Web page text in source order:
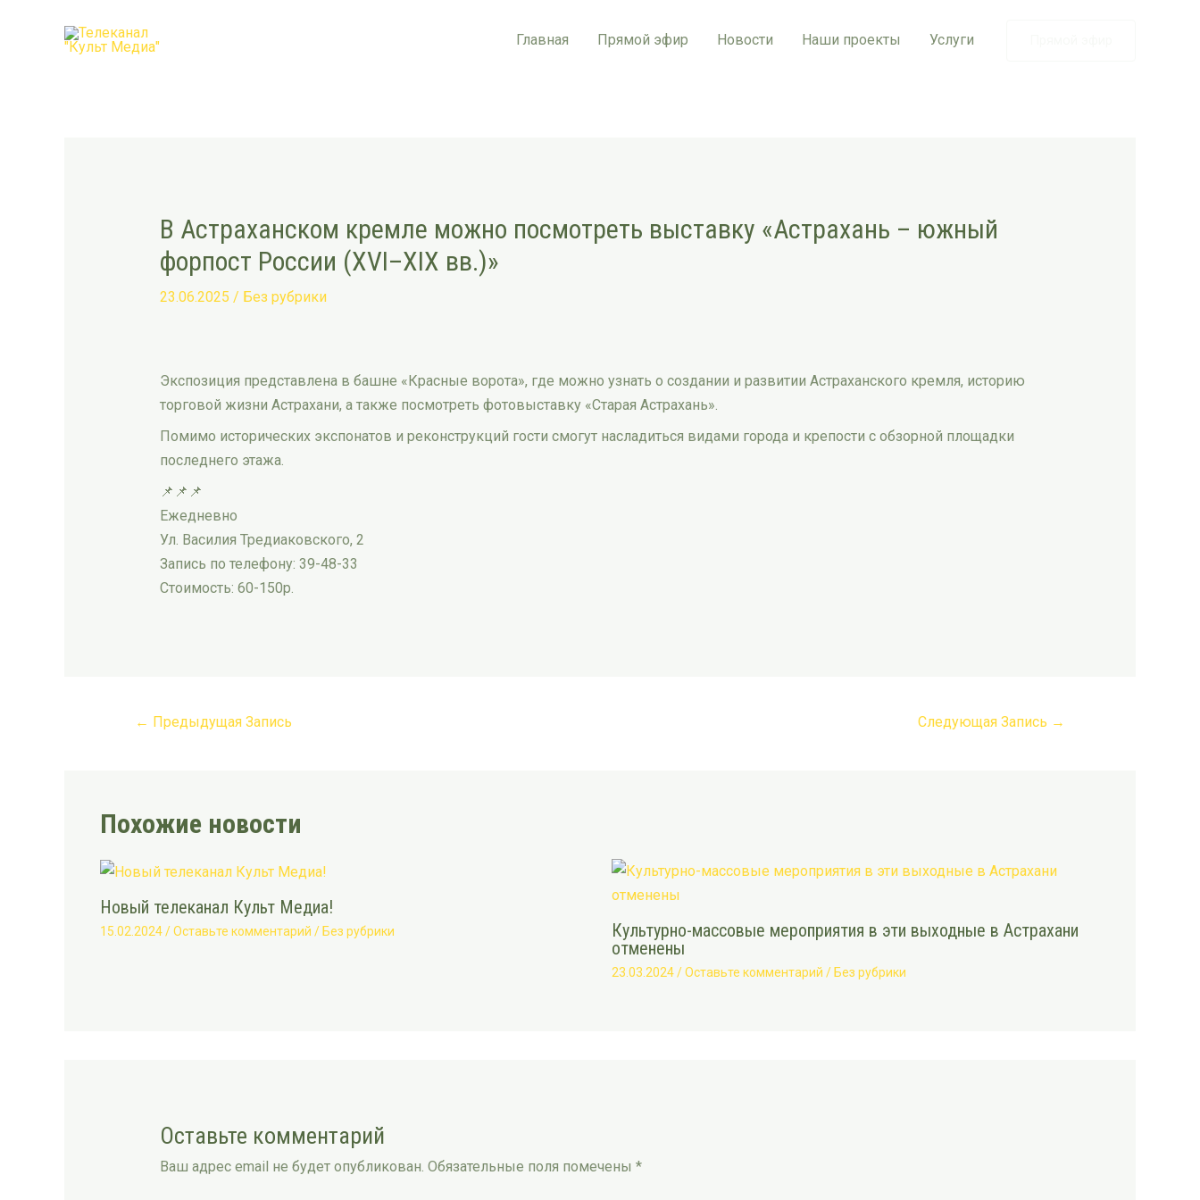
Главная Прямой эфир Новости Наши проекты Услуги
В Астраханском кремле можно посмотреть выставку «Астрахань – южный
форпост России (XVI–XIX вв.)»
23.06.2025 / Без рубрики
Экспозиция представлена в башне «Красные ворота», где можно узнать о создании и развитии Астраханского кремля, историю
торговой жизни Астрахани, а также посмотреть фотовыставку «Старая Астрахань».
Помимо исторических экспонатов и реконструкций гости смогут насладиться видами города и крепости с обзорной площадки
последнего этажа.
📌📌📌
Ежедневно
Ул. Василия Тредиаковского, 2
Запись по телефону: 39-48-33
Стоимость: 60-150р.
navigation
← Предыдущая Запись Следующая Запись →
Похожие новости
Новый телеканал Культ Медиа!
15.02.2024/Оставьте комментарий / Без рубрики
Культурно-массовые мероприятия в эти выходные в Астрахани
отменены
23.03.2024/Оставьте комментарий / Без рубрики
Оставьте комментарий
Ваш адрес email не будет опубликован. Обязательные поля помечены *